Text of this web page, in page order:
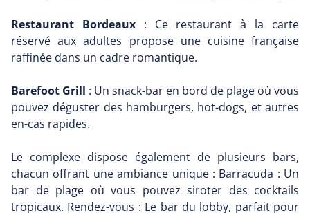
Restaurant Bordeaux : Ce restaurant à la carte
réservé aux adultes propose une cuisine française
raffinée dans un cadre romantique.
Barefoot Grill : Un snack-bar en bord de plage où vous
pouvez déguster des hamburgers, hot-dogs, et autres
en-cas rapides.
Le complexe dispose également de plusieurs bars,
chacun offrant une ambiance unique : Barracuda : Un
bar de plage où vous pouvez siroter des cocktails
tropicaux. Rendez-vous : Le bar du lobby, parfait pour